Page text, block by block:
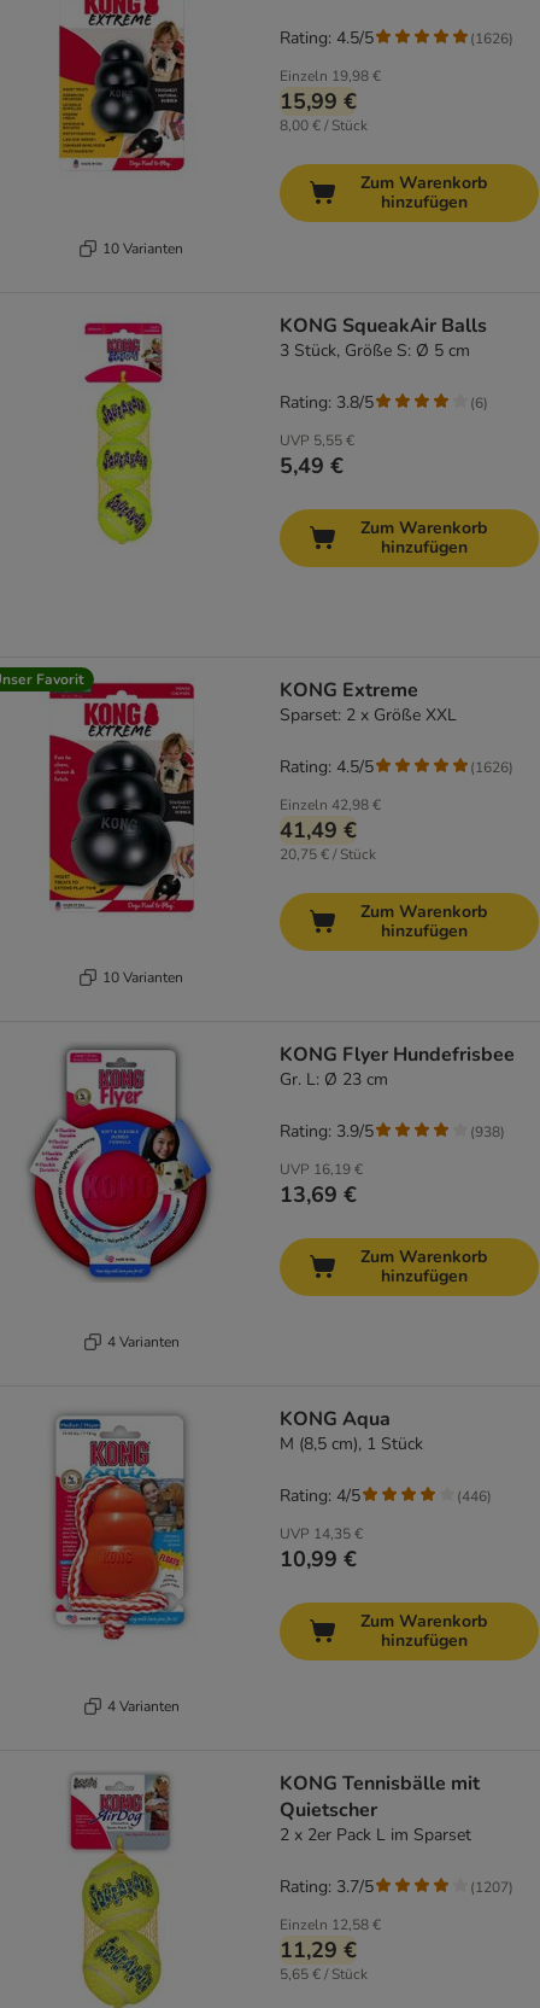
10 Varianten
Einzeln 19,98 €
15,99 €
8,00 € / Stück
Rating: 4.5/5 (1626)
Zum Warenkorb
hinzufügen
KONG SqueakAir Balls
3 Stück, Größe S: Ø 5 cm
UVP 5,55 €
5,49 €
Rating: 3.8/5 (6)
Zum Warenkorb
hinzufügen
Favorit
10 Varianten
KONG Extreme
Sparset: 2 x Größe XXL
Einzeln 42,98 €
41,49 €
20,75 € / Stück
Rating: 4.5/5 (1626)
Zum Warenkorb
hinzufügen
4 Varianten
KONG Flyer Hundefrisbee
Gr. L: Ø 23 cm
UVP 16,19 €
13,69 €
Rating: 3.9/5 (938)
Zum Warenkorb
hinzufügen
4 Varianten
KONG Aqua
M (8,5 cm), 1 Stück
UVP 14,35 €
10,99 €
Rating: 4/5 (446)
Zum Warenkorb
hinzufügen
KONG Tennisbälle mit
Quietscher
2 x 2er Pack L im Sparset
Einzeln 12,58 €
11,29 €
5,65 € / Stück
Rating: 3.7/5 (1207)